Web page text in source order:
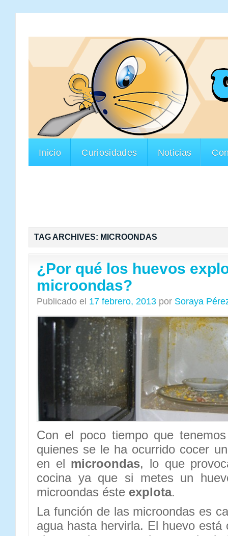
Inicio Curiosidades Noticias
TAG ARCHIVES: MICROONDAS
¿Por qué los huevos
microondas?
Publicado el 17 febrero, 2013 por Soraya
Con el poco tiempo que
quienes se le ha ocurrido cocer
en el microondas, lo que
cocina ya que si metes un
microondas éste explota.
La función de las microondas es
agua hasta hervirla. El huevo está